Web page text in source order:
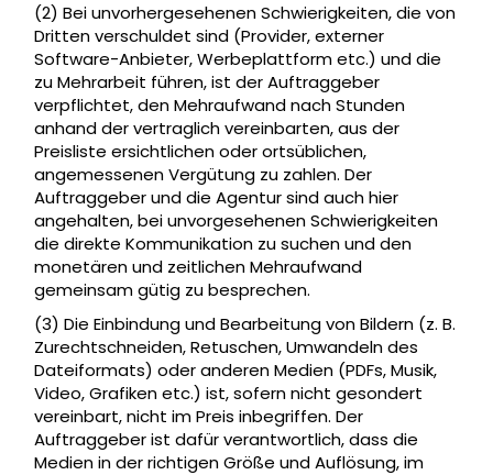
(2) Bei unvorhergesehenen Schwierigkeiten, die von
Dritten verschuldet sind (Provider, externer
Software-Anbieter, Werbeplattform etc.) und die
zu Mehrarbeit führen, ist der Auftraggeber
verpflichtet, den Mehraufwand nach Stunden
anhand der vertraglich vereinbarten, aus der
Preisliste ersichtlichen oder ortsüblichen,
angemessenen Vergütung zu zahlen. Der
Auftraggeber und die Agentur sind auch hier
angehalten, bei unvorgesehenen Schwierigkeiten
die direkte Kommunikation zu suchen und den
monetären und zeitlichen Mehraufwand
gemeinsam gütig zu besprechen.
(3) Die Einbindung und Bearbeitung von Bildern (z. B.
Zurechtschneiden, Retuschen, Umwandeln des
Dateiformats) oder anderen Medien (PDFs, Musik,
Video, Grafiken etc.) ist, sofern nicht gesondert
vereinbart, nicht im Preis inbegriffen. Der
Auftraggeber ist dafür verantwortlich, dass die
Medien in der richtigen Größe und Auflösung, im